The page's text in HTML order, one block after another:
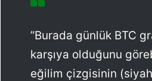
”Burada günlük BTC
karşıya olduğunu
eğilim çizgisinin